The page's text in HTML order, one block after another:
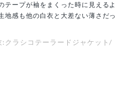
テープが袖をまくった時に見えるよ
地感も他の白衣と大差ない薄さだっ
クラシコテーラードジャケット/